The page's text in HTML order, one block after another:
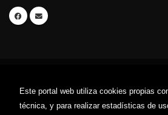
Este portal web utiliza cookies propias
técnica, y para realizar estadísticas de